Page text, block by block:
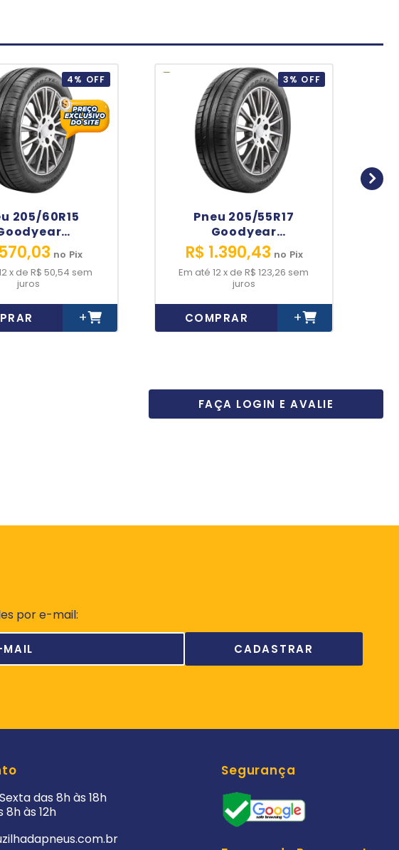
4% OFF
205/60R15
91H
Vw Saveiro
no Pix
x de R$ 50,54 sem
juros
+
3% OFF
Pneu 205/55R17
Goodyear
Efficientgrip
Performance 91W Run
Flat *Rsc
R$ 1.390,43 no Pix
12x de R$ 123,26 sem
juros
COMPRAR +
FAÇA LOGIN E AVALIE
por e-mail:
das 8h às 18h
8h às 12h
Segurança